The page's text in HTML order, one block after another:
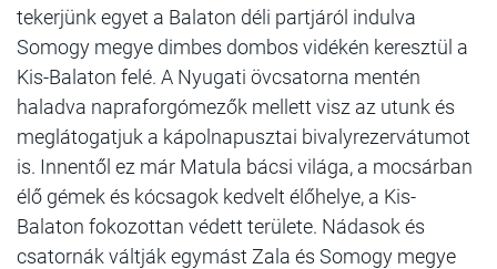
tekerjünk egyet a Balaton déli partjáról indulva
Somogy megye dimbes dombos vidékén keresztül a
Kis-Balaton felé. A Nyugati övcsatorna mentén
haladva napraforgómezők mellett visz az utunk és
meglátogatjuk a kápolnapusztai bivalyrezervátumot
is. Innentől ez már Matula bácsi világa, a mocsárban
élő gémek és kócsagok kedvelt élőhelye, a Kis-
Balaton fokozottan védett területe. Nádasok és
csatornák váltják egymást Zala és Somogy megye